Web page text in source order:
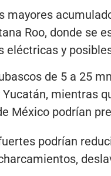
mayores
Roo, donde se
eléctricas y
de 5 a 25
mientras
México podrían
podrían